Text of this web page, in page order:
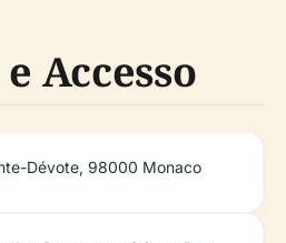
Accesso
Dévote, 98000 Monaco